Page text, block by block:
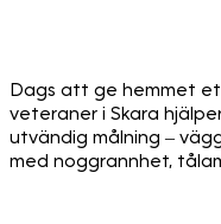
Dags att ge hemmet
veteraner i Skara
utvändig målning –
med noggrannhet,